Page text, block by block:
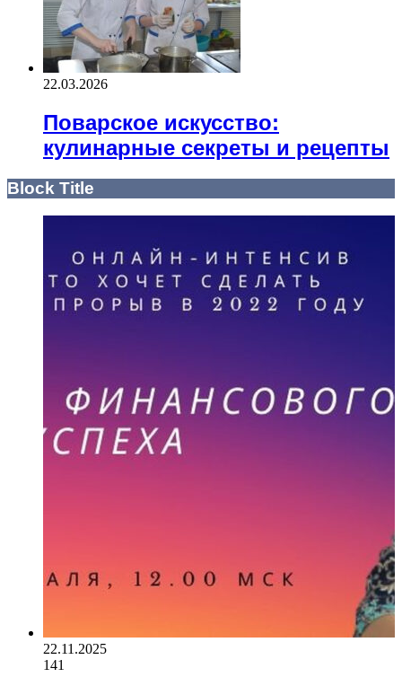
22.03.2026
Поварское искусство:
кулинарные секреты и рецепты
Block Title
22.11.2025
141